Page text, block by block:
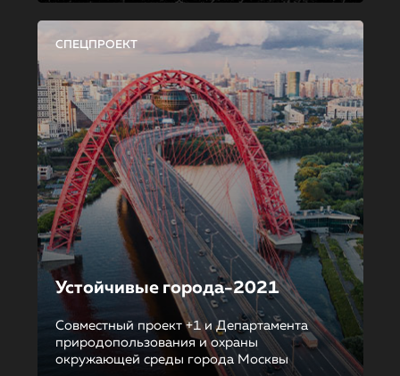
СПЕЦПРОЕКТ
Устойчивые города-2021
Совместный проект +1 и Департамента
природопользования и охраны
окружающей среды города Москвы